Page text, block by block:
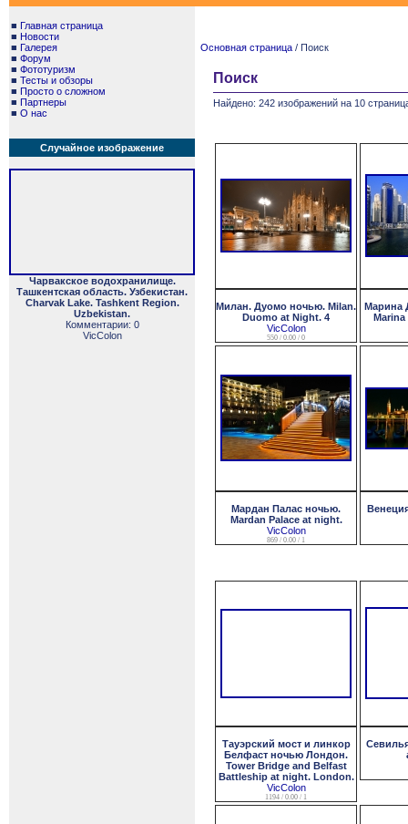
■ Главная страница
■ Новости
■ Галерея
■ Форум
■ Фототуризм
■ Тесты и обзоры
■ Просто о сложном
■ Партнеры
■ О нас
Случайное изображение
Чарвакское водохранилище.
Ташкентская область. Узбекистан.
Charvak Lake. Tashkent Region.
Uzbekistan.
Комментарии: 0
VicColon
Основная страница / Поиск
Поиск
Найдено: 242 изображений на 10
Милан. Дуомо ночью. Milan.
Duomo at Night. 4
VicColon
550 / 0.00 / 0
Марина
Marina
Мардан Палас ночью.
Mardan Palace at night.
VicColon
869 / 0.00 / 1
Тауэрский мост и линкор
Белфаст ночью Лондон.
Tower Bridge and Belfast
Battleship at night. London.
VicColon
1194 / 0.00 / 1